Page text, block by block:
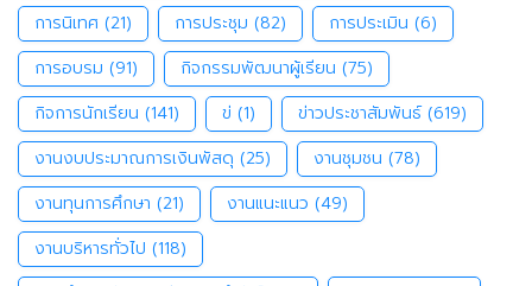
การนิเทศ (21) การประชุม (82) การประเมิน (6)
การอบรม (91) กิจกรรมพัฒนาผู้เรียน (75)
กิจการนักเรียน (141) ข่ (1) ข่าวประชาสัมพันธ์ (619)
งานงบประมาณการเงินพัสดุ (25) งานชุมชน (78)
งานทุนการศึกษา (21) งานแนะแนว (49)
งานบริหารทั่วไป (118)